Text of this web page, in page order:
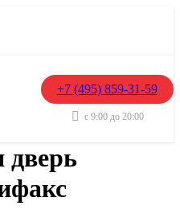
+7 (495) 859-31-59
с 9:00 до 20:00